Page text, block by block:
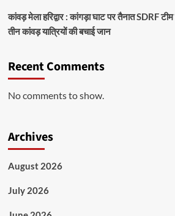
कांवड़ मेला हरिद्वार : कांगड़ा घाट पर तैनात
तीन कांवड़ यात्रियों की बचाई जान
Recent Comments
No comments to show.
Archives
August 2026
July 2026